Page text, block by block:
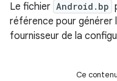
Le fichier Android.bp
référence pour générer
fournisseur de la
Ce